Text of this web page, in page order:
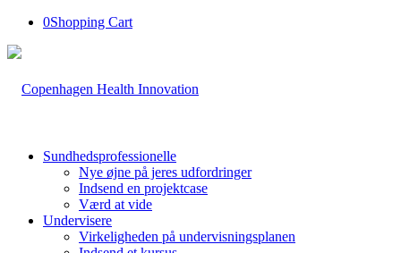
0Shopping Cart
Sundhedsprofessionelle
Nye øjne på jeres udfordringer
Indsend en projektcase
Værd at vide
Undervisere
Virkeligheden på undervisningsplanen